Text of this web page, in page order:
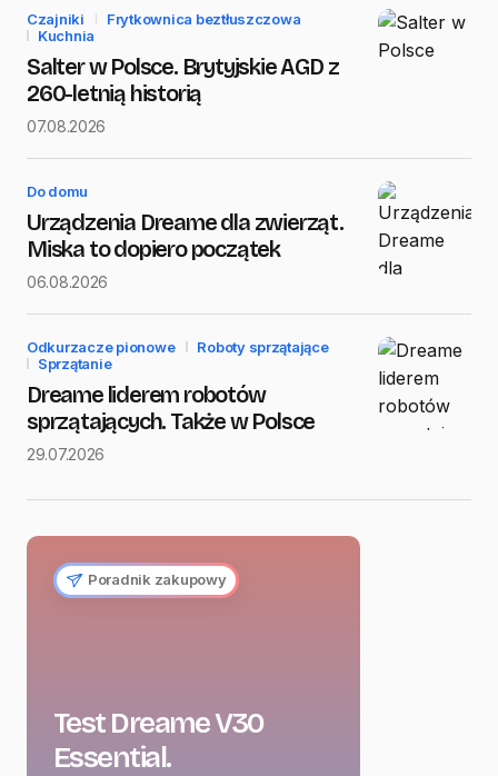
Save my name and e-mail in this browser for the next
time I comment.
Czajniki
Frytkownica beztłuszczowa
Kuchnia
Salter w Polsce. Brytyjskie AGD z
260-letnią historią
07.08.2026
Do domu
Urządzenia Dreame dla zwierząt.
Miska to dopiero początek
06.08.2026
Odkurzacze pionowe
Roboty sprzątające
Sprzątanie
Dreame liderem robotów
sprzątających. Także w Polsce
29.07.2026
Poradnik zakupowy
Test Dreame V30
Essential.